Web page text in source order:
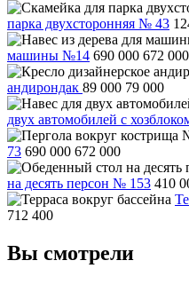
парка двухсторонняя № 43
машины №14 690 000 672 000
андирондак 89 000 79 000
двух автомобилей с
73 690 000 672 000
на десять персон № 153 410
712 400
Вы смотрели